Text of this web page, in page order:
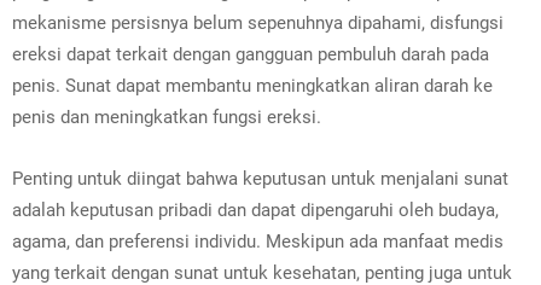
mekanisme persisnya belum sepenuhnya dipahami, disfungsi
ereksi dapat terkait dengan gangguan pembuluh darah pada
penis. Sunat dapat membantu meningkatkan aliran darah ke
penis dan meningkatkan fungsi ereksi.
Penting untuk diingat bahwa keputusan untuk menjalani sunat
adalah keputusan pribadi dan dapat dipengaruhi oleh budaya,
agama, dan preferensi individu. Meskipun ada manfaat medis
yang terkait dengan sunat untuk kesehatan, penting juga untuk